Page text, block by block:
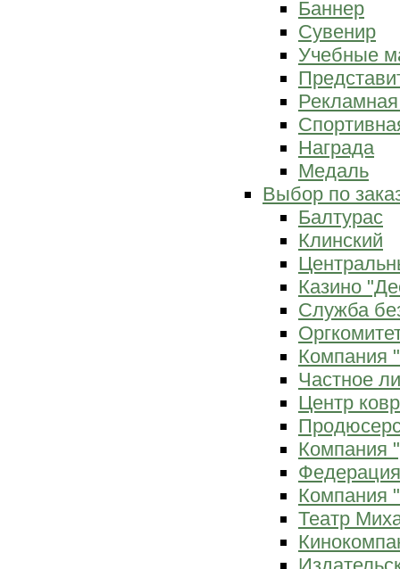
Баннер
Сувенир
Учебные
Награда
Медаль
Выбор по
Балтурас
Клинский
Казино
Служба
Компания
Частное
Центр
Компания
Компания
Театр